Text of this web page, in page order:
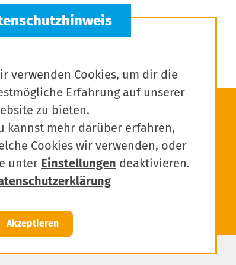
verwenden Cookies, um dir die
Erfahrung auf unserer
zu bieten.
kannst mehr darüber erfahren,
Cookies wir verwenden, oder
unter Einstellungen deaktivieren.
Akzeptieren